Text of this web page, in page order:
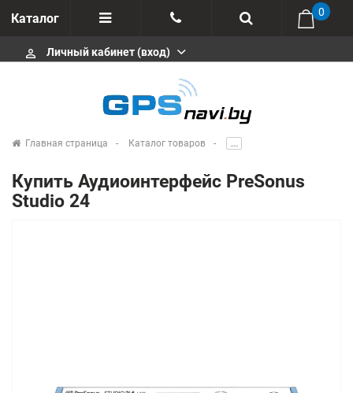
Каталог
Отзывы
+375 291646666
msa333
info@gpsnavi.by
0
perm_identity Личный кабинет (вход)
Главная страница Каталог товаров .....
Купить Аудиоинтерфейс PreSonus
Studio 24